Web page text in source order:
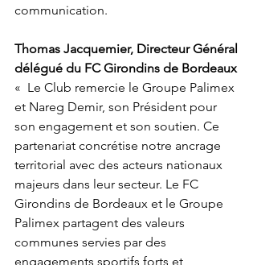
communication.
Thomas Jacquemier, Directeur Général
délégué du FC Girondins de Bordeaux
«  Le Club remercie le Groupe Palimex
et Nareg Demir, son Président pour
son engagement et son soutien. Ce
partenariat concrétise notre ancrage
territorial avec des acteurs nationaux
majeurs dans leur secteur. Le FC
Girondins de Bordeaux et le Groupe
Palimex partagent des valeurs
communes servies par des
engagements sportifs forts et